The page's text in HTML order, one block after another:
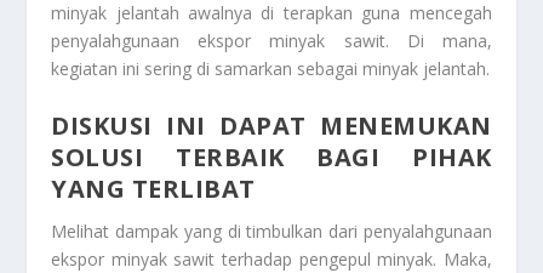
minyak jelantah awalnya di terapkan guna mencegah
penyalahgunaan ekspor minyak sawit. Di mana,
kegiatan ini sering di samarkan sebagai minyak jelantah.
DISKUSI INI DAPAT MENEMUKAN
SOLUSI TERBAIK BAGI PIHAK
YANG TERLIBAT
Melihat dampak yang di timbulkan dari penyalahgunaan
ekspor minyak sawit terhadap pengepul minyak. Maka,